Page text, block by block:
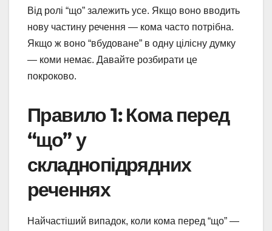
Від ролі “що” залежить усе. Якщо воно вводить
нову частину речення — кома часто потрібна.
Якщо ж воно “вбудоване” в одну цілісну думку
— коми немає. Давайте розбирати це
покроково.
Правило 1: Кома перед
“що” у
складнопідрядних
реченнях
Найчастіший випадок, коли кома перед “що” —